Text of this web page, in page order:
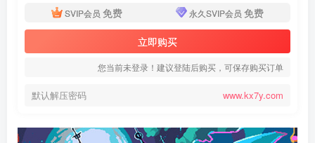
SVIP会员 免费 永久SVIP会员 免费
立即购买
您当前未登录！建议登陆后购买，可保存购买订单
默认解压密码 www.kx7y.com